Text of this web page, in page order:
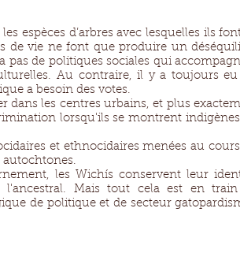
espèces d’arbres avec lesquelles ils
de vie ne font que produire un
pas de politiques sociales qui
Au contraire, il y a toujours
a besoin des votes.
dans les centres urbains, et plus
lorsqu'ils se montrent
et ethnocidaires menées au
autochtones.
les Wichís conservent leur
Mais tout cela est en
de politique et de secteur